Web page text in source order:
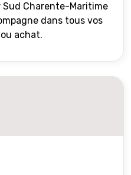
Sud Charente-Maritime
dans tous vos
achat.